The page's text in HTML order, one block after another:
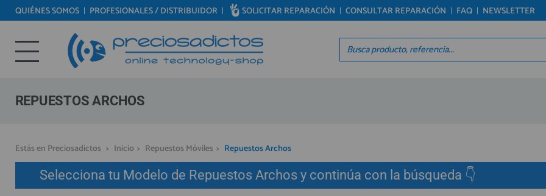
REPUESTOS MÓVILES
REPUESTOS TABLET
REPUESTOS VIDEOCONSOLAS
REPUESTOS OTROS DISPOSITIVOS
REPUESTOS PORTÁTILES
HERRAMIENTAS REPARACIÓN
Bienvenid@ otra vez
YA SOY CLIENTE
Recordarme ¿Olvidó su contraseña?Recordar aquí
Regístrate en un momento
¿ERES NUEVO?
477 744, estaremos encantados de atenderte.
REGISTRO CLIENTE
QUIÉNES SOMOS PROFESIONALES / DISTRIBUIDOR SOLICITAR REPARACIÓN CONSULTAR REPARACIÓN FAQ NEWSLETTER
REPUESTOS ARCHOS
Estás en Preciosadictos > Inicio > Repuestos Móviles > Repuestos Archos
Selecciona tu Modelo de Repuestos Archos y continúa con la búsqueda 👇